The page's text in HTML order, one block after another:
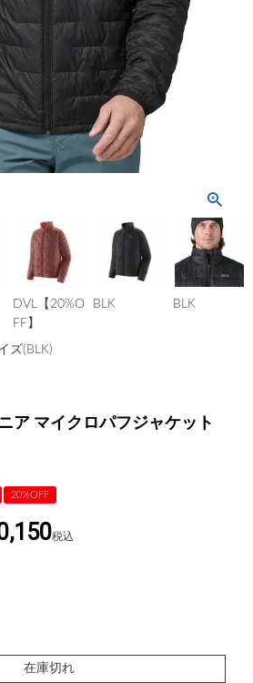
DVL【20%O
FF】
BLK BLK
ズ(BLK)
ア マイクロパフジャケット
20%OFF
税込
在庫切れ